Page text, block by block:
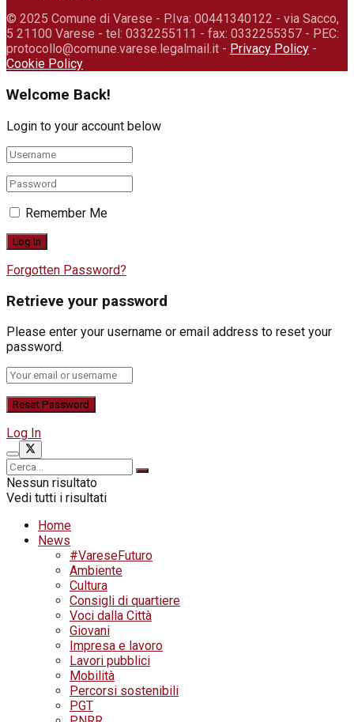
© 2025 Comune di Varese - P.Iva: 00441340122 - via Sacco,
5 21100 Varese - tel: 0332255111 - fax: 0332255357 - PEC:
protocollo@comune.varese.legalmail.it - Privacy Policy -
Cookie Policy
Welcome Back!
Login to your account below
Remember Me
Forgotten Password?
Retrieve your password
Please enter your username or email address to reset your
password.
Log In
Nessun risultato
Vedi tutti i risultati
Home
News
#VareseFuturo
Ambiente
Cultura
Consigli di quartiere
Voci dalla Città
Giovani
Impresa e lavoro
Lavori pubblici
Mobilità
Percorsi sostenibili
PGT